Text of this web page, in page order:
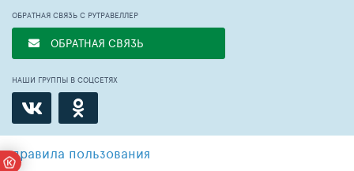
ОБРАТНАЯ СВЯЗЬ С РУТРАВЕЛЛЕР
ОБРАТНАЯ СВЯЗЬ
НАШИ ГРУППЫ В СОЦСЕТЯХ
правила пользования